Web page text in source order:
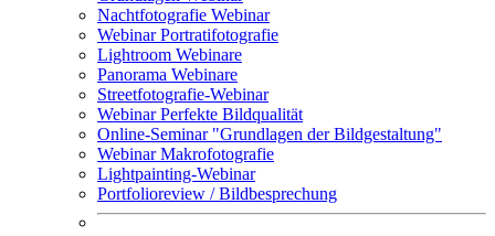
Nachtfotografie Webinar
Webinar Portratifotografie
Lightroom Webinare
Panorama Webinare
Streetfotografie-Webinar
Webinar Perfekte Bildqualität
Online-Seminar "Grundlagen der Bildgestaltung"
Webinar Makrofotografie
Lightpainting-Webinar
Portfolioreview / Bildbesprechung